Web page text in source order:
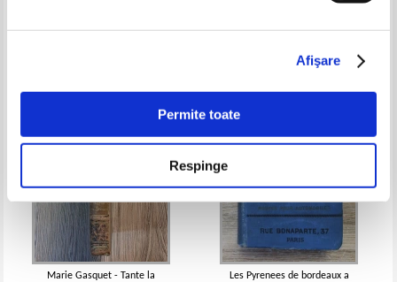
Afişare
Permite toate
Respinge
Adaugă în coș
kaufmanns. Ausfuhrliches
Adaugă în coș
Marie Gasquet - Tante la
Les Pyrenees de bordeaux a